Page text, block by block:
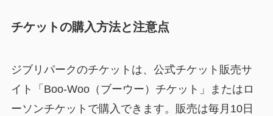
チケットの購入方法と注意点
ジブリパークのチケットは、公式チケット販売サ
イト「Boo-Woo（ブーウー）チケット」またはロ
ーソンチケットで購入できます。販売は毎月10日